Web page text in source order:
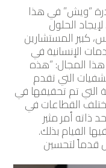
“ويش” في هذا
الحلول
كبير المستشارين
الإنسانية في
هذا المجال: “هذه
التي تقدم
التي تم تحقيقها في
القطاعات في
ذاته أمر مثير
القيام بذلك.
قدماً لتحسين